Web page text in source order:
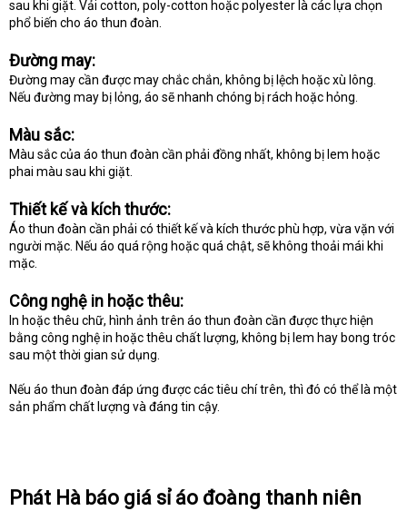
sau khi giặt. Vải cotton, poly-cotton hoặc polyester là các lựa chọn
phổ biến cho áo thun đoàn.
Đường may:
Đường may cần được may chắc chắn, không bị lệch hoặc xù lông.
Nếu đường may bị lỏng, áo sẽ nhanh chóng bị rách hoặc hỏng.
Màu sắc:
Màu sắc của áo thun đoàn cần phải đồng nhất, không bị lem hoặc
phai màu sau khi giặt.
Thiết kế và kích thước:
Áo thun đoàn cần phải có thiết kế và kích thước phù hợp, vừa vặn với
người mặc. Nếu áo quá rộng hoặc quá chật, sẽ không thoải mái khi
mặc.
Công nghệ in hoặc thêu:
In hoặc thêu chữ, hình ảnh trên áo thun đoàn cần được thực hiện
bằng công nghệ in hoặc thêu chất lượng, không bị lem hay bong tróc
sau một thời gian sử dụng.
Nếu áo thun đoàn đáp ứng được các tiêu chí trên, thì đó có thể là một
sản phẩm chất lượng và đáng tin cậy.
Phát Hà báo giá sỉ áo đoàng thanh niên